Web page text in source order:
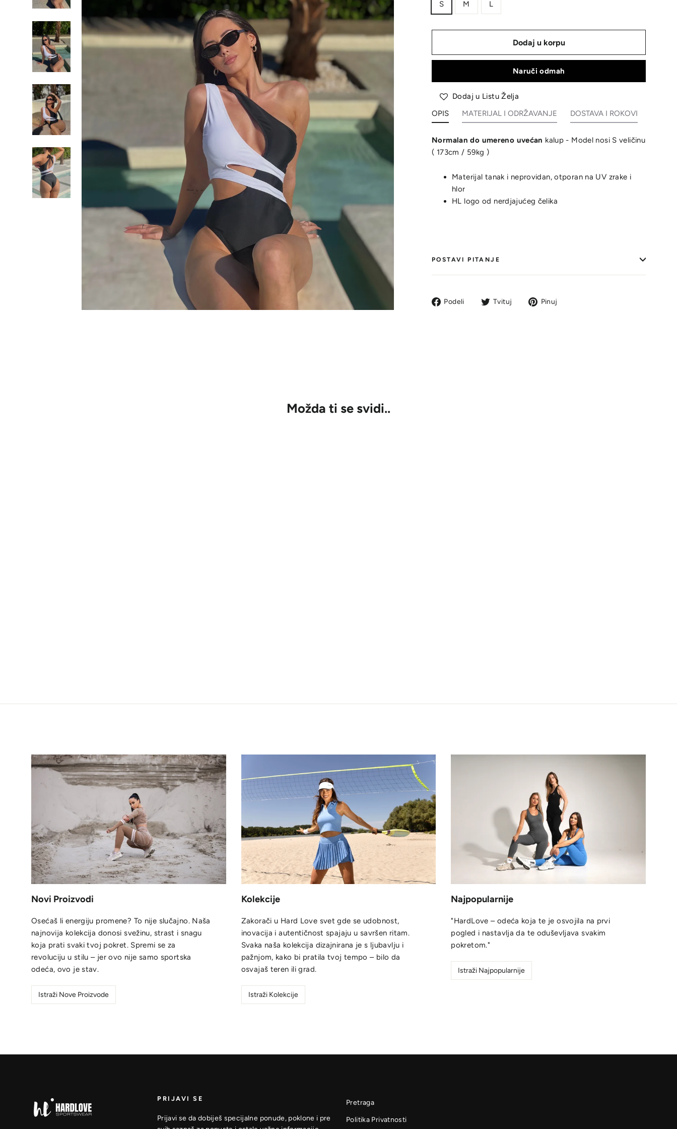
S M L
Dodaj u korpu
Naruči odmah
Dodaj u Listu Želja
OPIS
Normalan do umereno uvećan kalup - Model nosi S veličinu
( 173cm / 59kg )
Materijal tanak i neprovidan, otporan na UV zrake i
hlor
HL logo od nerdjajućeg čelika
MATERIJAL I ODRŽAVANJE DOSTAVA I ROKOVI
POSTAVI PITANJE
Podeli
Podeli Tvituj
Tvit
Pinuj
Možda ti se svidi..
Novi Proizvodi
Osećaš li energiju promene? To nije slučajno. Naša
najnovija kolekcija donosi svežinu, strast i snagu
koja prati svaki tvoj pokret. Spremi se za
revoluciju u stilu – jer ovo nije samo sportska
odeća, ovo je stav.
Istraži Nove Proizvode
Kolekcije
Zakorači u Hard Love svet gde se udobnost,
inovacija i autentičnost spajaju u savršen ritam.
Svaka naša kolekcija dizajnirana je s ljubavlju i
pažnjom, kako bi pratila tvoj tempo – bilo da
osvajaš teren ili grad.
Istraži Kolekcije
Najpopularnije
"HardLove – odeća koja te je osvojila na prvi
pogled i nastavlja da te oduševljava svakim
pokretom."
Istraži Najpopularnije
PRIJAVI SE
Prijavi se da dobiješ specijalne ponude, poklone i pre
Pretraga
Politika Privatnosti